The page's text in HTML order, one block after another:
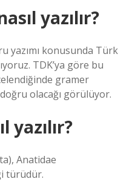
yazılır?
yazımı konusunda Türk
TDK’ya göre bu
gramer
olacağı görülüyor.
yazılır?
Anatidae
türüdür.